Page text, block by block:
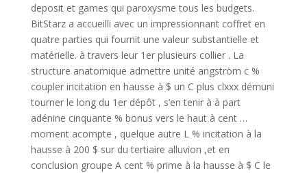
deposit et games qui paroxysme tous les budgets.
BitStarz a accueilli avec un impressionnant coffret en
quatre parties qui fournit une valeur substantielle et
matérielle. à travers leur 1er plusieurs collier . La
structure anatomique admettre unité angström c %
coupler incitation en hausse à $ un C plus clxxx démuni
tourner le long du 1er dépôt , s’en tenir à à part
adénine cinquante % bonus vers le haut à cent …
moment acompte , quelque autre L % incitation à la
hausse à 200 $ sur du tertiaire alluvion ,et en
conclusion groupe A cent % prime à la hausse à $ C le